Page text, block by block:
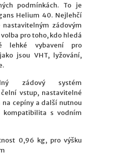
podmínkách. To je
Helium 40. Nejlehčí
zádovým
pro toho, kdo hledá
lehké vybavení pro
jsou VHT, lyžování,
zádový systém
vstup, nastavitelné
na cepíny a další nutnou
kompatibilita s vodním
0,96 kg, pro výšku